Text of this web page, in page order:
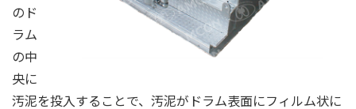
のド
ラム
の中
央に
汚泥を投入することで、汚泥がドラム表面にフィルム状に